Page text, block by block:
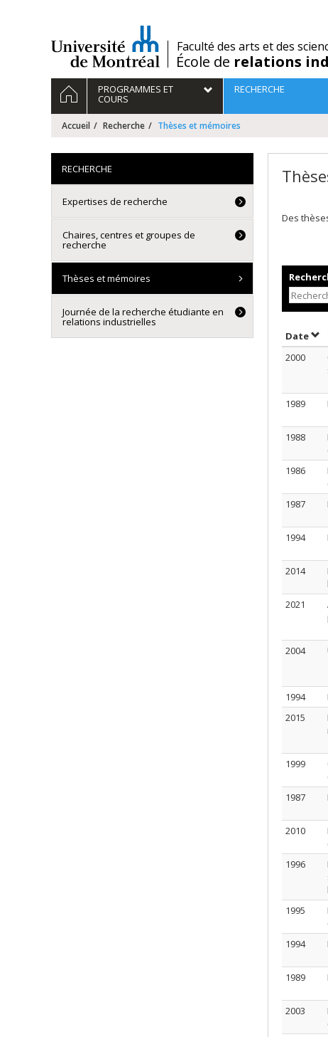
/Faculté des arts et des
École de relations
Navigation
principale
ACCUEILPROGRAMMES ET
COURS
RECHERCHE
Accueil Recherche Thèses et mémoires
Des
Date
2000
1989
1988
1986
1987
1994
2014
2021
2004
1994
2015
1999
1987
2010
1996
1995
1994
1989
2003
RECHERCHE
Expertises de recherche
Chaires, centres et groupes de
recherche
Thèses et mémoires
Journée de la recherche étudiante en
relations industrielles